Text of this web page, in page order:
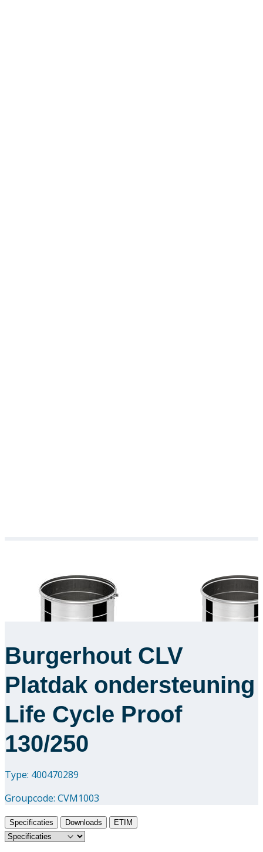
Burgerhout CLV
Platdak ondersteuning
Life Cycle Proof
130/250
Type: 400470289
Groupcode: CVM1003
Specificaties Downloads ETIM